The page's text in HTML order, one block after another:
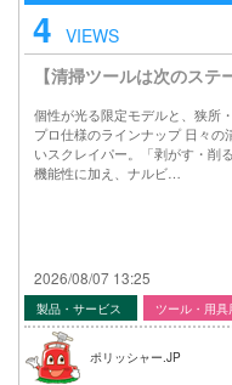
4 VIEWS
【清掃ツールは次のス
個性が光る限定モデルと、狭所
プロ仕様のラインナップ 日々の
いスクレイパー。「剥がす・削
機能性に加え、ナルビ…
2026/08/07 13:25
製品・サービス ツール・用具
ポリッシャー.JP